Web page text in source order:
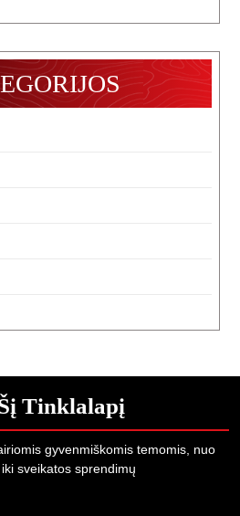
Tinklalapį
gyvenmiškomis temomis, nuo
sveikatos sprendimų